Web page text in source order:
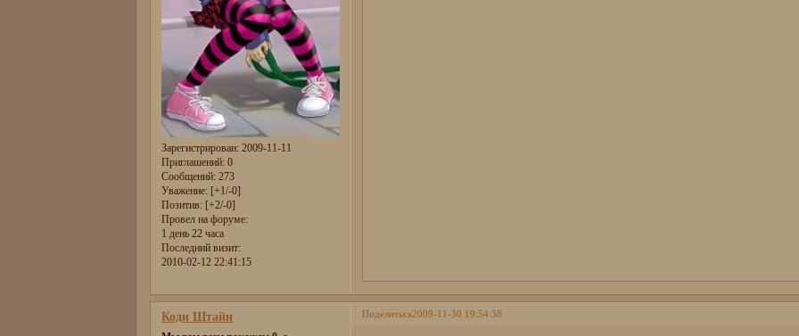
Зарегистрирован: 2009-11-11
Приглашений:0
Сообщений:273
Уважение: [+1/-0]
Позитив: [+2/-0]
Провел на форуме:
1 день 22 часа
Последний визит:
2010-02-12 22:41:15
Поделиться2009-11-30 19:54:38
Коди Штайн